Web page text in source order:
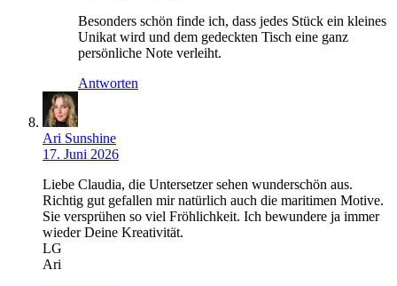
Besonders schön finde ich, dass jedes Stück ein kleines
Unikat wird und dem gedeckten Tisch eine ganz
persönliche Note verleiht.
Antworten
Ari Sunshine
17. Juni 2026
Liebe Claudia, die Untersetzer sehen wunderschön aus.
Richtig gut gefallen mir natürlich auch die maritimen Motive.
Sie versprühen so viel Fröhlichkeit. Ich bewundere ja immer
wieder Deine Kreativität.
LG
Ari